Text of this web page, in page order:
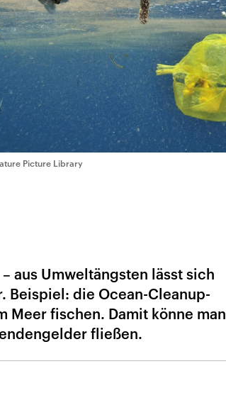
Picture Library
aus Umweltängsten lässt sich
Beispiel: die Ocean-Cleanup-
Meer fischen. Damit könne man
fließen.